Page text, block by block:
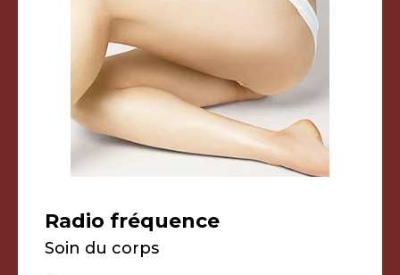
Radio fréquence
Soin du corps